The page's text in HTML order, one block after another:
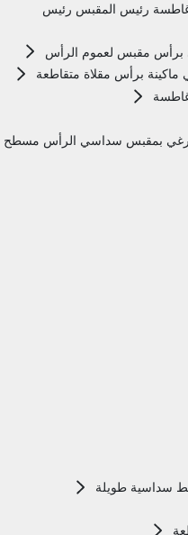
رئيس المقبس رئيس
برأس مقبس لعموم الرأس
ماكينة برأس مقلاة متقاطعة
بمقبس سداسي الرأس مسطح
سداسية طويلة